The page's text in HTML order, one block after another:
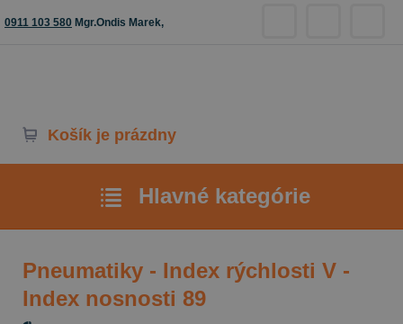
0911 103 580 Mgr.Ondis Marek,
Košík je prázdny
Hlavné kategórie
Pneumatiky - Index rýchlosti V -
Index nosnosti 89